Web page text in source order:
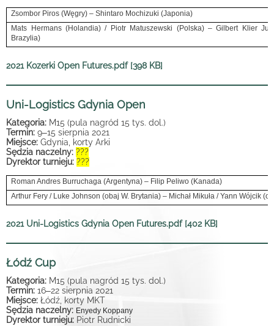
Zsombor Piros (Węgry) – Shintaro Mochizuki (Japonia)
Mats Hermans (Holandia) / Piotr Matuszewski (Polska) – Gilbert Klier
Brazylia)
2021 Kozerki Open Futures.pdf [398 KB]
Uni-Logistics Gdynia Open
Kategoria: M15 (pula nagród 15 tys. dol.)
Termin: 9–15 sierpnia 2021
Miejsce: Gdynia, korty Arki
Sędzia naczelny: ???
Dyrektor turnieju: ???
Roman Andres Burruchaga (Argentyna) – Filip Peliwo (Kanada)
Arthur Fery / Luke Johnson (obaj W. Brytania) – Michał Mikuła / Yann Wójcik
2021 Uni-Logistics Gdynia Open Futures.pdf [402 KB]
Łódź Cup
Kategoria: M15 (pula nagród 15 tys. dol.)
Termin: 16–22 sierpnia 2021
Miejsce: Łódź, korty MKT
Sędzia naczelny: Enyedy Koppany
Dyrektor turnieju: Piotr Rudnicki